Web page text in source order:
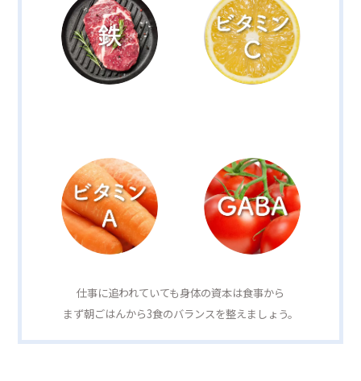
仕事に追われていても身体の資本は食事から
まず朝ごはんから3食のバランスを整えましょう。